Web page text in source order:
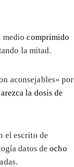
mediocomprimido
la mitad.
aconsejables» por
la dosis de
el escrito de
datos de ocho